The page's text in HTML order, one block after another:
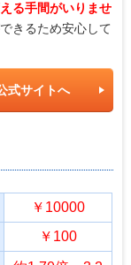
る手間がいりませ
きるため安心して
式サイトへ
￥10000
￥100